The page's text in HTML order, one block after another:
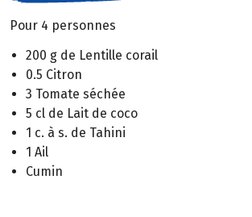
Pour 4 personnes
200 g de Lentille corail
0.5 Citron
3 Tomate séchée
5 cl de Lait de coco
1 c. à s. de Tahini
1 Ail
Cumin